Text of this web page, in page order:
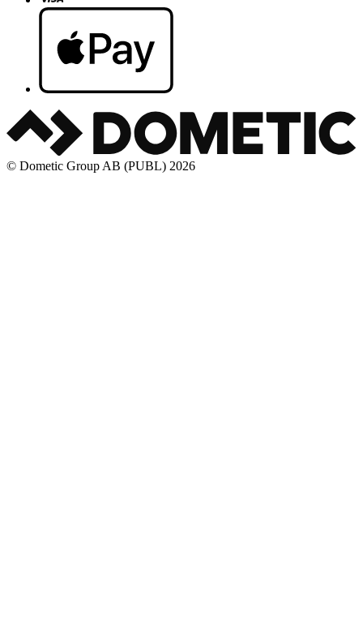
© Dometic Group AB (PUBL) 2026